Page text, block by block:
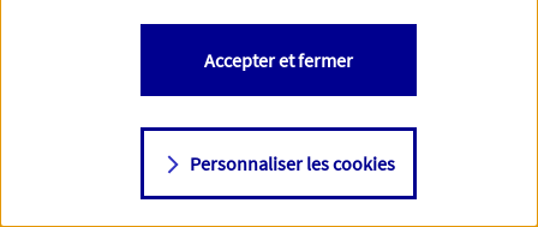
Vous êtes libre de les accepter, de les refuser comme de
changer d'avis à tout moment en allant sur
Consulter notre politique decookies
Personnaliser les cookies
Accepter et fermer